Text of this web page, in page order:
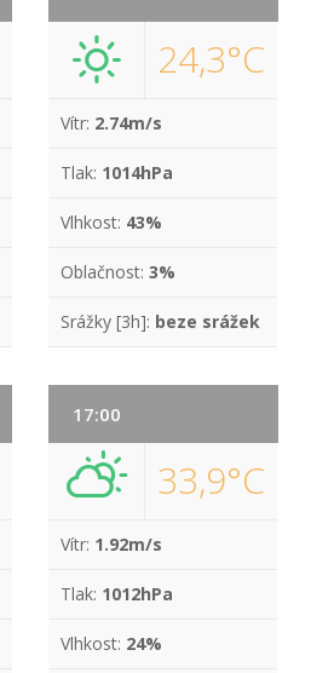
24,3°C
Vítr: 2.74m/s
Tlak: 1014hPa
Vlhkost: 43%
Oblačnost:3%
Srážky [3h]: beze srážek
17:00
33,9°C
Vítr: 1.92m/s
Tlak: 1012hPa
Vlhkost: 24%